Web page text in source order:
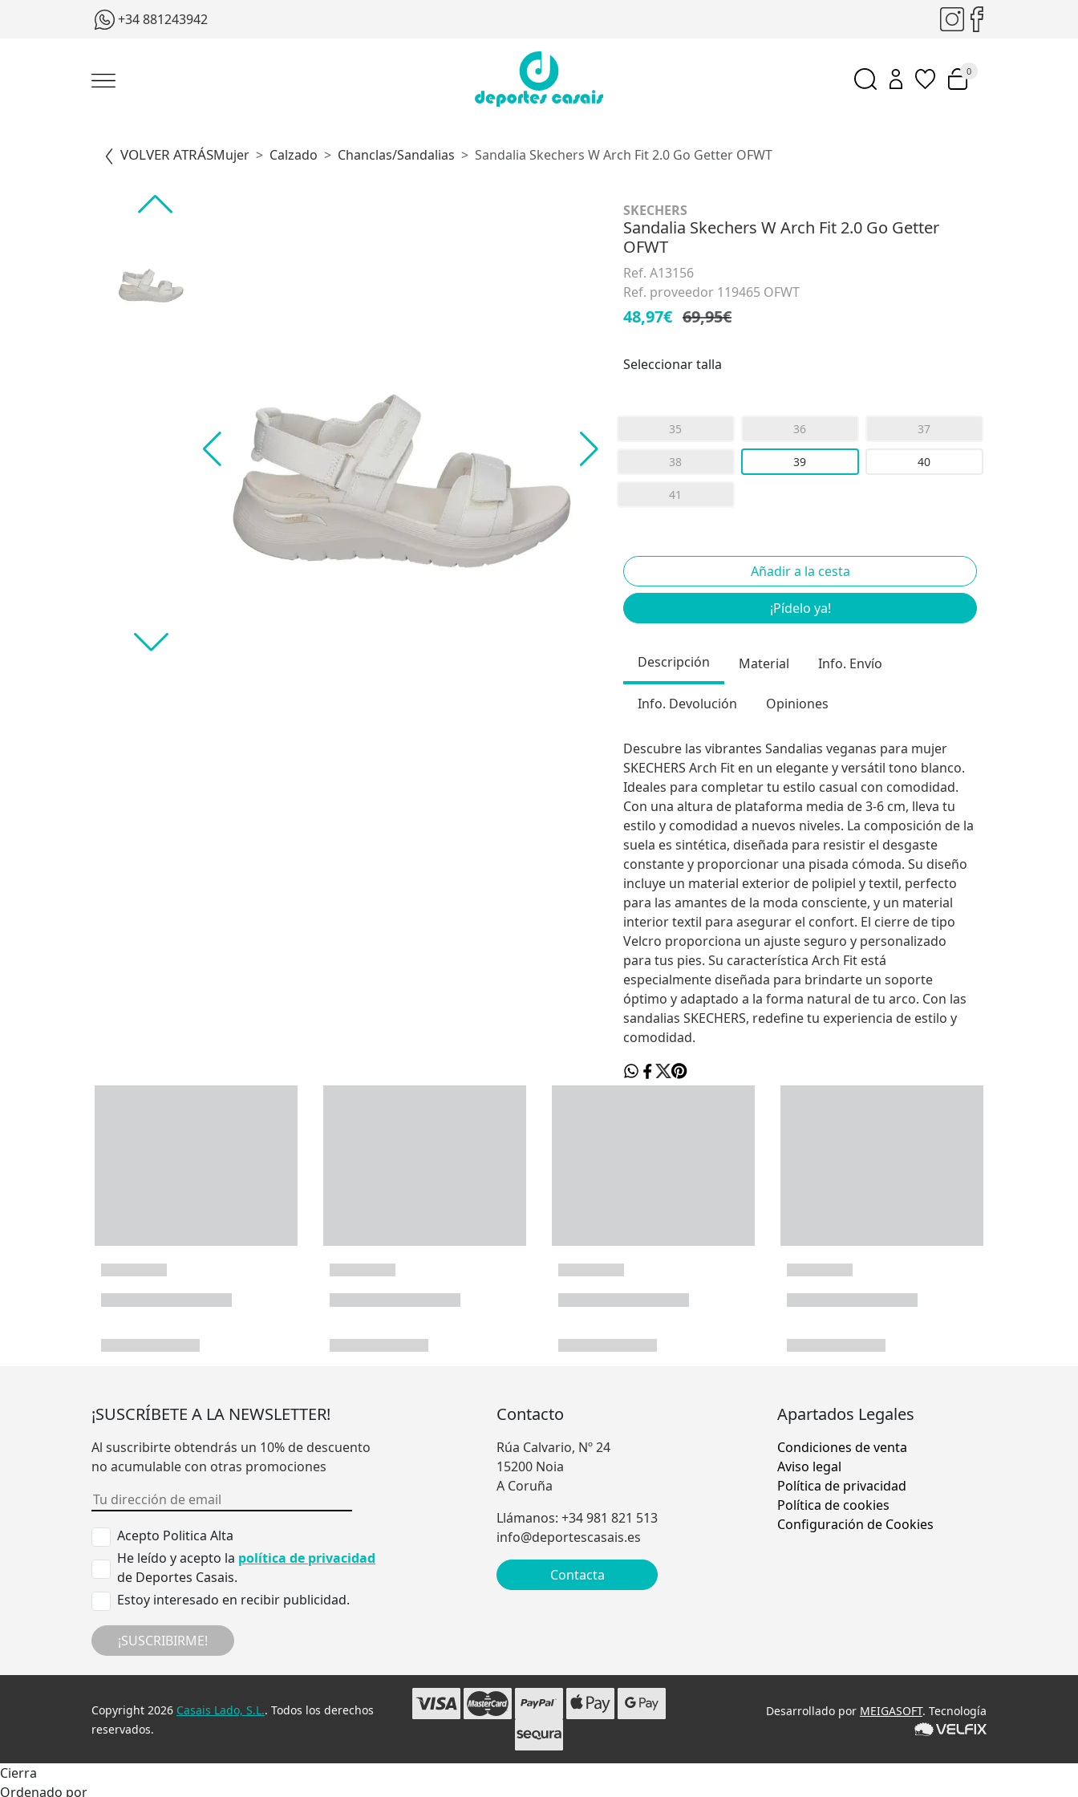
+34 881243942
0
VOLVER ATRÁSMujer Calzado Chanclas/sandalias Sandalia Skechers W Arch Fit 2.0 Go Getter OFWT
SKECHERS
Sandalia Skechers W Arch Fit 2.0 Go Getter
OFWT
Ref. A13156
Ref. proveedor 119465 OFWT
48,97€ 69,95€
Seleccionar talla
35 36 37
38 39 40
41
¡Pídelo ya!
Descripción Material Info. Envío
Info. Devolución Opiniones
Descubre las vibrantes Sandalias veganas para mujer
SKECHERS Arch Fit en un elegante y versátil tono blanco.
Ideales para completar tu estilo casual con comodidad.
Con una altura de plataforma media de 3-6 cm, lleva tu
estilo y comodidad a nuevos niveles. La composición de la
suela es sintética, diseñada para resistir el desgaste
constante y proporcionar una pisada cómoda. Su diseño
incluye un material exterior de polipiel y textil, perfecto
para las amantes de la moda consciente, y un material
interior textil para asegurar el confort. El cierre de tipo
Velcro proporciona un ajuste seguro y personalizado
para tus pies. Su característica Arch Fit está
especialmente diseñada para brindarte un soporte
óptimo y adaptado a la forma natural de tu arco. Con las
sandalias SKECHERS, redefine tu experiencia de estilo y
comodidad.
¡SUSCRÍBETE A LA NEWSLETTER!
Al suscribirte obtendrás un 10% de descuento
no acumulable con otras promociones
Acepto Politica Alta
He leído y acepto la política de privacidad
de Deportes Casais.
Estoy interesado en recibir publicidad.
¡SUSCRIBIRME!
Contacto
Rúa Calvario, Nº 24
15200 Noia
A Coruña
Llámanos: +34 981 821 513
info@deportescasais.es
Contacta
Apartados Legales
Condiciones de venta
Aviso legal
Política de privacidad
Política de cookies
Configuración de Cookies
Copyright 2026 Casais Lado, S.L.. Todos los derechos
reservados.
Desarrollado por MEIGASOFT. Tecnología
Cierra
Ordenado por